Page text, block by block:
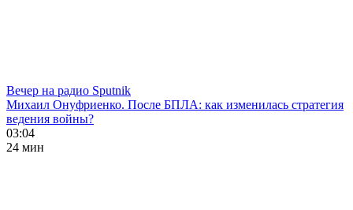
Вечер на радио Sputnik
Михаил Онуфриенко. После БПЛА: как изменилась стратегия
ведения войны?
03:04
24 мин